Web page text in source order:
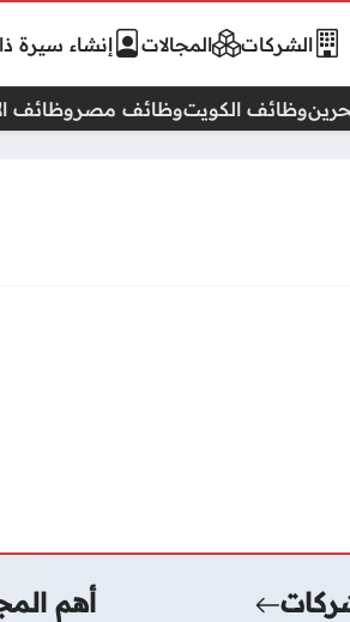
الشركات المجالات إنشاء سيرة
وظائف الكويتوظائف مصروظائف
أهم